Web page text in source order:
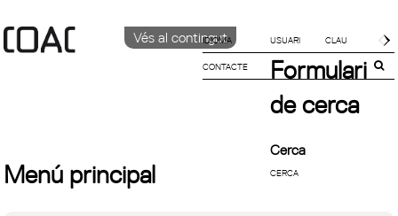
Vés al contingut
IDIOMA
CATALÀ
CONTACTE
Formulari
de cerca
Cerca
Menú principal